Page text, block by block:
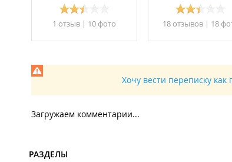
1 отзыв | 10 фото 18 отзывов| 18
Хочу вести переписку
Загружаем комментарии...
РАЗДЕЛЫ